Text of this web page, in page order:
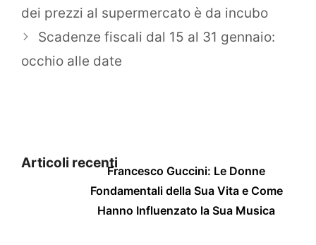
dei prezzi al supermercato è da incubo
Scadenze fiscali dal 15 al 31 gennaio:
occhio alle date
Articoli recentiFrancesco Guccini: Le Donne
Fondamentali della Sua Vita e Come
Hanno Influenzato la Sua Musica